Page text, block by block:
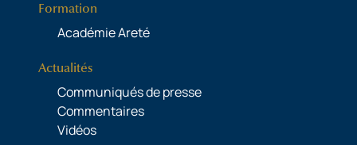
Formation
Académie Areté
Actualités
Communiqués de presse
Commentaires
Vidéos